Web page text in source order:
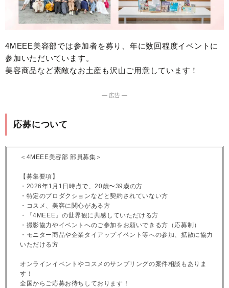
4MEEE美容部では参加者を募り、年に数回程度イベントに
参加いただいています。
美容商品など素敵なお土産も沢山ご用意しています！
― 広告 ―
応募について
＜4MEEE美容部 部員募集＞
【募集要項】
・2026年1月1日時点で、20歳〜39歳の方
・特定のプロダクションなどと契約されていない方
・コスメ、美容に関心がある方
・『4MEEE』の世界観に共感していただける方
・撮影協力やイベントへのご参加をお願いできる方（応募制）
・モニター商品や企業タイアップイベント等への参加、拡散に協力
いただける方
オンラインイベントやコスメのサンプリングの案件相談もありま
す！
全国からご応募お待ちしております！